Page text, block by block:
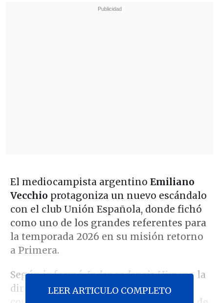
El mediocampista argentino Emiliano
Vecchio protagoniza un nuevo escándalo
con el club Unión Española, donde fichó
como uno de los grandes referentes para
la temporada 2026 en su misión retorno
a Primera.
Según informóIndependencia Hispana, la
directiva del cuadro rojo está
LEER ARTICULO COMPLETO